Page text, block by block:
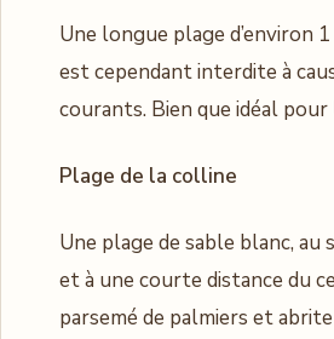
Une longue plage d’environ
est cependant interdite à
courants. Bien que idéal
Plage de la colline
Une plage de sable blanc, au
et à une courte distance du
parsemé de palmiers et